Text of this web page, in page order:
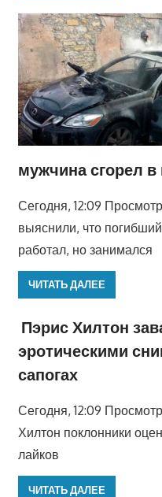
мужчина сгорел в
Сегодня, 12:09
выяснили, что
работал, но занимался
ЧИТАТЬ ДАЛЕЕ
Пэрис Хилтон
эротическими
сапогах
Сегодня, 12:09
Хилтон поклонники
лайков
ЧИТАТЬ ДАЛЕЕ